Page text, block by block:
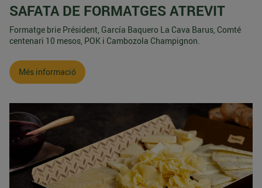
SAFATA DE FORMATGES ATREVIT
Formatge brie Président, García Baquero La Cava Barus, Comté
centenari 10 mesos, POK i Cambozola Champignon.
Més informació